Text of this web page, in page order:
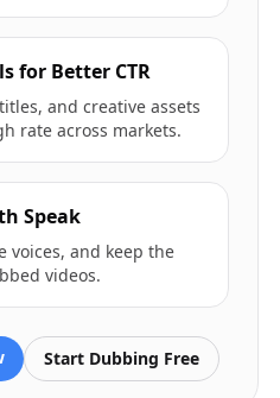
for Better CTR
and creative assets
rate across markets.
Speak
voices, and keep the
videos.
Start Dubbing Free